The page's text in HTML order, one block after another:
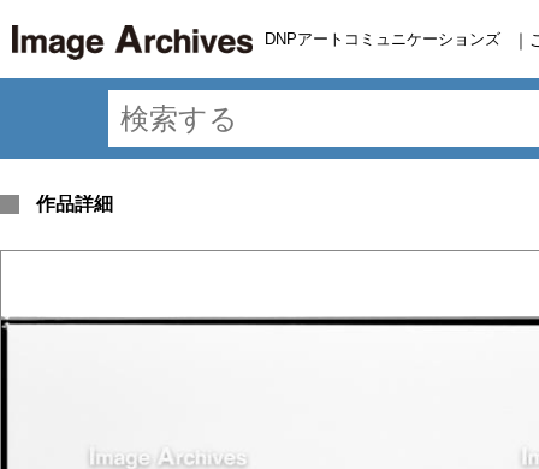
DNPアートコミュニケーションズ ｜
作品詳細